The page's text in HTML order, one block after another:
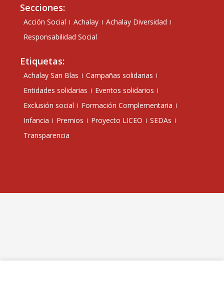
Secciones:
Acción Social Achalay
Achalay Diversidad
Responsabilidad Social
Etiquetas:
Achalay San Blas
Campañas solidarias
Entidades solidarias
Eventos solidarios
Exclusión social
Formación Complementaria
Infancia
Premios Proyecto LICEO
SEDAs
Transparencia